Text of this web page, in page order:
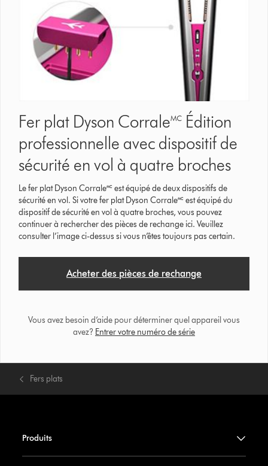
Fer plat Dyson Corrale🅪 Édition
professionnelle avec dispositif de
sécurité en vol à quatre broches
Le fer plat Dyson Corrale🅪 est équipé de deux dispositifs de
sécurité en vol. Si votre fer plat Dyson Corrale🅪 est équipé du
dispositif de sécurité en vol à quatre broches, vous pouvez
continuer à rechercher des pièces de rechange ici. Veuillez
consulter l’image ci-dessus si vous n’êtes toujours pas certain.
Acheter des pièces de rechange
Vous avez besoin d’aide pour déterminer quel appareil vous
avez? Entrer votre numéro de série
Fers plats
Produits